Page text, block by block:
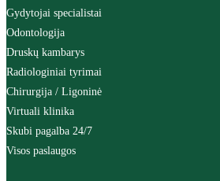
Gydytojai specialistai
Odontologija
Druskų kambarys
Radiologiniai tyrimai
Chirurgija / Ligoninė
Virtuali klinika
Skubi pagalba 24/7
Visos paslaugos